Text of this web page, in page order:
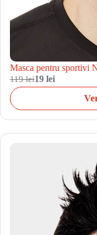
Masca pentru sportivi
119 lei19 lei